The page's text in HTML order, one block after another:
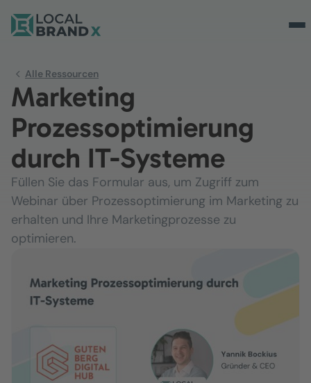
Alle Ressourcen
Marketing
Prozessoptimierung
durch IT-Systeme
Füllen Sie das Formular aus, um Zugriff zum
Webinar über Prozessoptimierung im Marketing zu
erhalten und Ihre Marketingprozesse zu
optimieren.